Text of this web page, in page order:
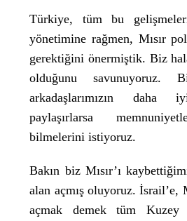
Türkiye, tüm bu
yönetimine rağmen, Mısır
gerektiğini önermiştik. Biz
olduğunu savunuyoruz.
arkadaşlarımızın
paylaşırlarsa
bilmelerini istiyoruz.
Bakın biz Mısır’ı
alan açmış oluyoruz. İsrail’e,
açmak demek tüm Kuzey